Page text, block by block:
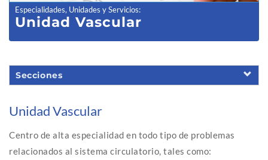
Especialidades, Unidades y Servicios:
Unidad Vascular
Secciones
Unidad Vascular
Centro de alta especialidad en todo tipo de problemas
relacionados al sistema circulatorio, tales como: